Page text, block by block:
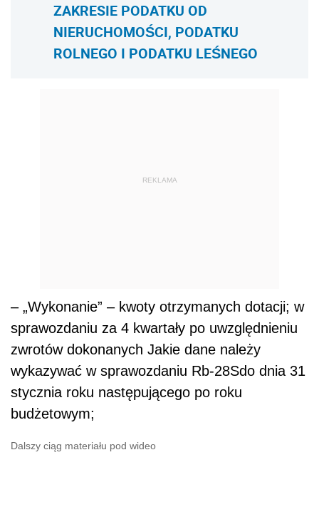
ZAKRESIE PODATKU OD
NIERUCHOMOŚCI, PODATKU
ROLNEGO I PODATKU LEŚNEGO
REKLAMA
– „Wykonanie” – kwoty otrzymanych dotacji; w
sprawozdaniu za 4 kwartały po uwzględnieniu
zwrotów dokonanych Jakie dane należy
wykazywać w sprawozdaniu Rb-28Sdo dnia 31
stycznia roku następującego po roku
budżetowym;
Dalszy ciąg materiału pod wideo